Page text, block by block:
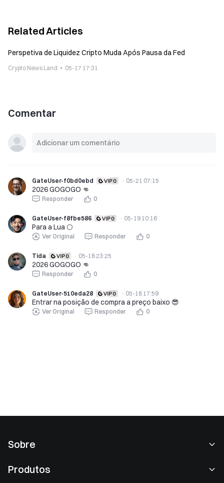
Related Articles
Perspetiva de Liquidez Cripto Muda Após Pausa da Fed
Crypto News Land 05-17 17:31
Comentar
GateUser-f0bd0ebd · 05-21 07:15
2026 GOGOGO 👊
Responder 0
GateUser-f8fbe586 · 05-19 10:16
Para a Lua 🌕
Ver Original Responder 0
Tida · 05-18 23:25
2026 GOGOGO 👊
Responder 0
GateUser-510eda28 · 05-18 17:59
Entrar na posição de compra a preço baixo 😎
Ver Original Responder 0
Sobre
Produtos